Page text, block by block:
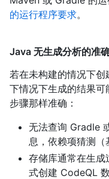
的运行程序要求。
Java 无生成分析的准
若在未构建的情况下
下情况下生成的结果可
步骤那样准确：
无法查询 Gradle
息，依赖项猜测（
存储库通常在生
式创建 CodeQL